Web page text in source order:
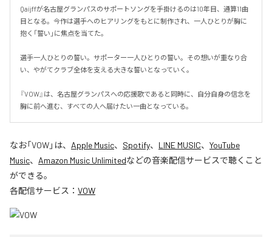
Qaijffが名古屋グランパスのサポートソングを手掛けるのは10年目、通算11曲
目となる。今作は選手へのヒアリングをもとに制作され、一人ひとりが胸に
抱く「誓い」に焦点を当てた。
選手一人ひとりの誓い。サポーター一人ひとりの誓い。その想いが重なり合
い、やがてクラブ全体を支える大きな誓いとなっていく。
『VOW』は、名古屋グランパスへの応援歌であると同時に、自分自身の信念を
胸に前へ進む、すべての人へ届けたい一曲となっている。
なお「VOW」は、 Apple Music、 Spotify、 LINE MUSIC、 YouTube
Music、 Amazon Music Unlimitedなどの音楽配信サービスで聴くこと
ができる。
各配信サービス： VOW